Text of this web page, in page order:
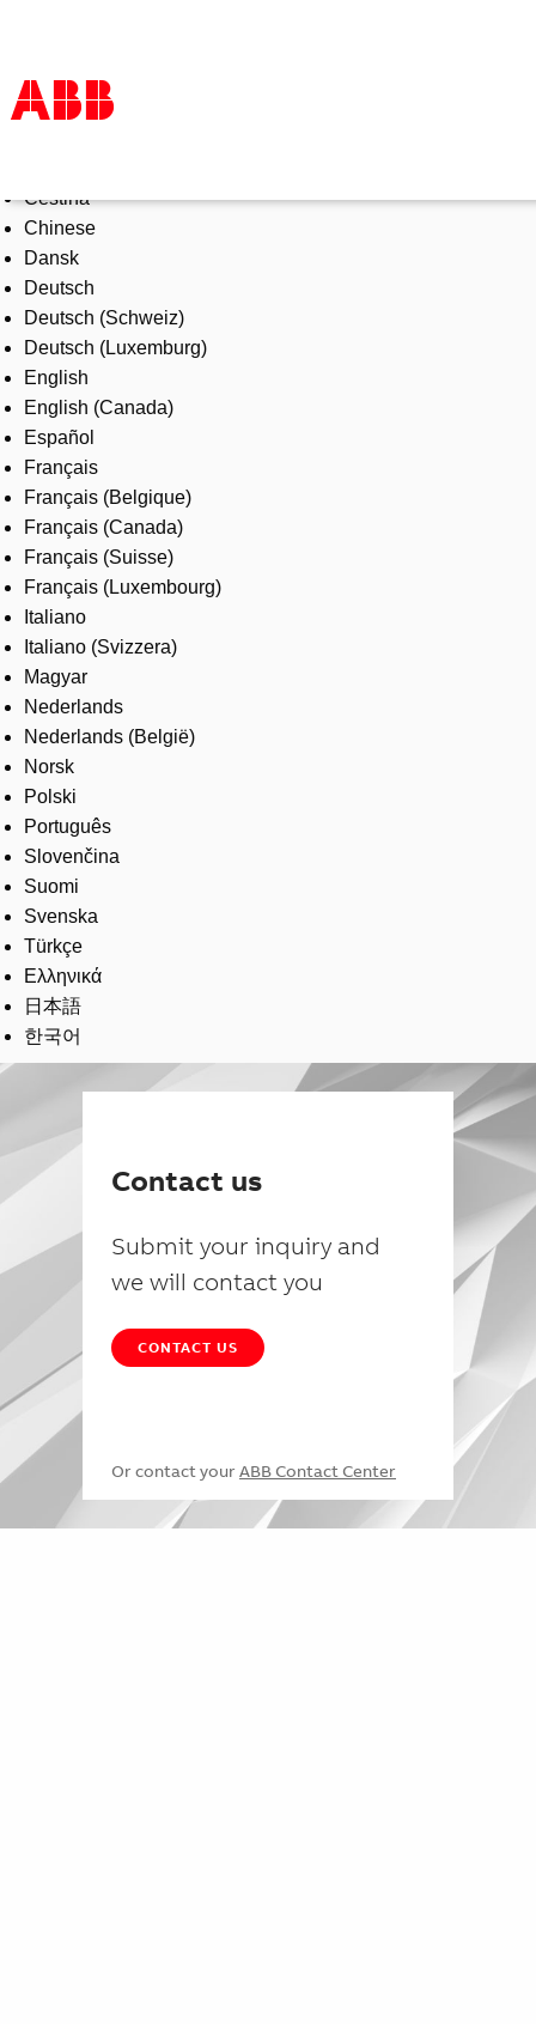
Products & Solutions
Industries
Services
About us
Where to buy
Contact us
Careers
Čeština
Chinese
Dansk
Deutsch
Deutsch (Schweiz)
Deutsch (Luxemburg)
English
English (Canada)
Español
Français
Français (Belgique)
Français (Canada)
Français (Suisse)
Français (Luxembourg)
Italiano
Italiano (Svizzera)
Magyar
Nederlands
Nederlands (België)
Norsk
Polski
Português
Slovenčina
Suomi
Svenska
Türkçe
Ελληνικά
日本語
한국어
Contact us
Submit your inquiry and
we will contact you
CONTACT US
Or contact your ABB Contact Center